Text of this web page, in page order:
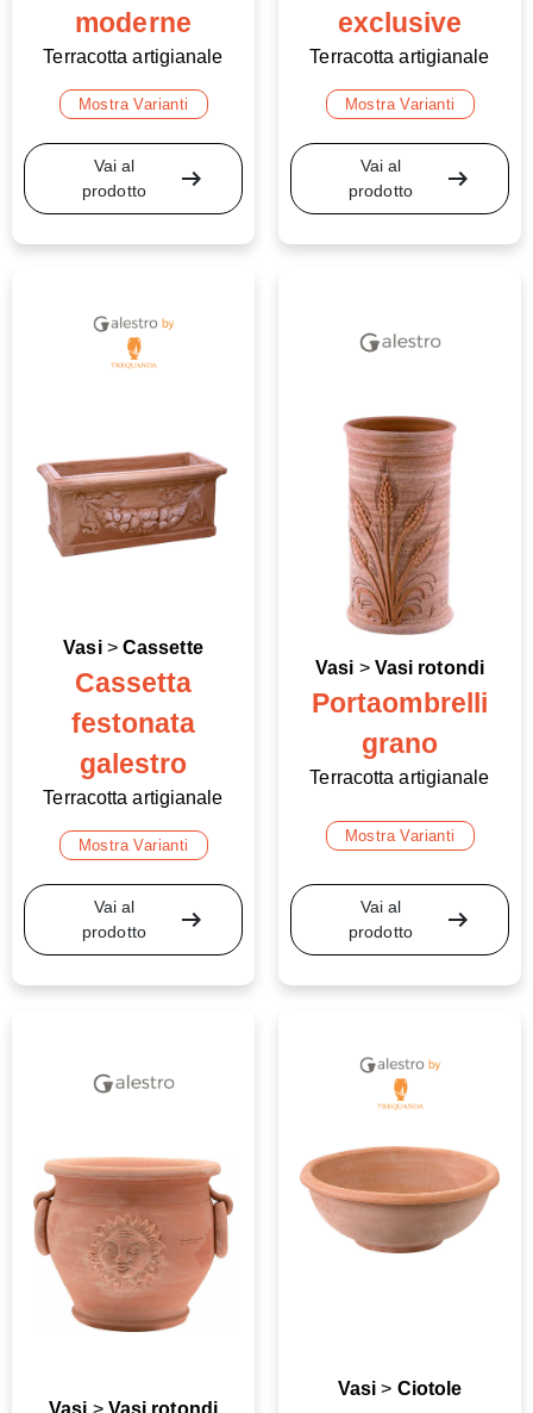
moderne
Terracotta artigianale
Mostra Varianti
Vai al
prodotto
arrow_right_alt
exclusive
Terracotta artigianale
Mostra Varianti
Vai al
prodotto
arrow_right_alt
Vasi> Cassette
Cassetta
festonata
galestro
Terracotta artigianale
Mostra Varianti
Vai al
prodotto
arrow_right_alt
Vasi > Vasi rotondi
Portaombrelli
grano
Terracotta artigianale
Mostra Varianti
Vai al
prodotto
arrow_right_alt
Vasi > Ciotole